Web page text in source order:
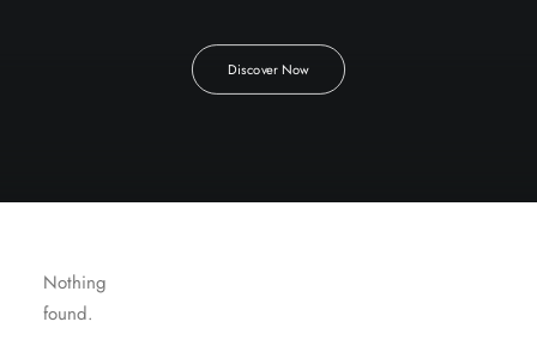
Discover Now
Nothing
found.